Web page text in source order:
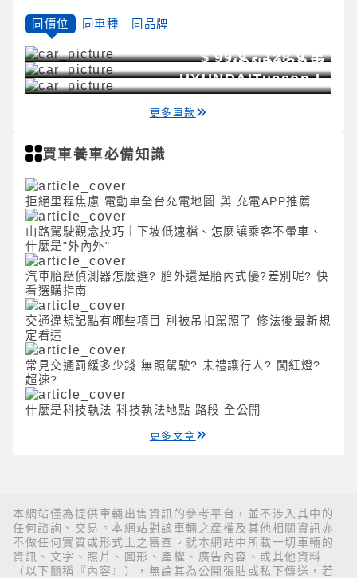
同價位 同車種 同品牌
HONDACR-V
HYUNDAITucson L
$ 99.9 - 128.9 萬
更多車款
買車養車必備知識
拒絕里程焦慮 電動車全台充電地圖 與 充電APP推薦
山路駕駛觀念技巧｜下坡低速檔、怎麼讓乘客不暈車、
什麼是"外內外"
汽車胎壓偵測器怎麼選? 胎外還是胎內式優?差別呢? 快
看選購指南
交通違規記點有哪些項目 別被吊扣駕照了 修法後最新規
定看這
常見交通罰緩多少錢 無照駕駛? 未禮讓行人? 闖紅燈?
超速?
什麼是科技執法 科技執法地點 路段 全公開
更多文章
本網站僅為提供車輛出售資訊的參考平台，並不涉入其中的
任何諮詢、交易。本網站對該車輛之產權及其他相關資訊亦
不做任何實質或形式上之審查。就本網站中所載一切車輛的
資訊、文字、照片、圖形、產權、廣告內容、或其他資料
（以下簡稱『內容』），無論其為公開張貼或私下傳送，若